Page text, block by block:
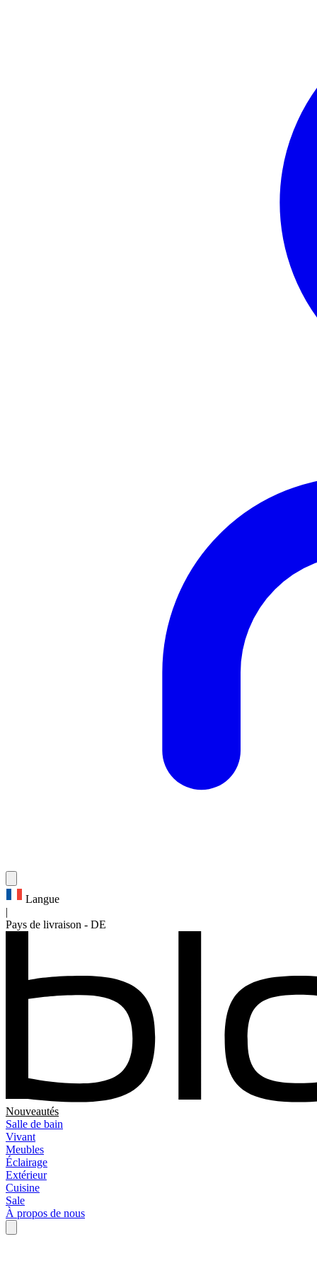
Langue
Pays de livraison - DE
Nouveautés
Salle de bain
Vivant
Meubles
Éclairage
Extérieur
Cuisine
Sale
À propos de nous